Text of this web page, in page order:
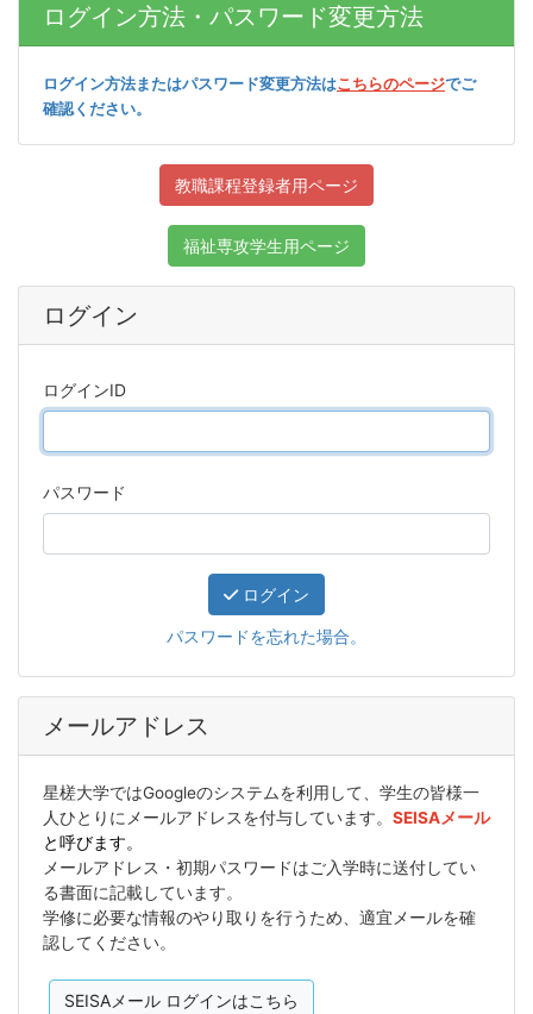
ログイン方法・パスワード変更方法
ログイン方法またはパスワード変更方法はこちらのページでご
確認ください。
教職課程登録者用ページ
福祉専攻学生用ページ
ログイン
ログインID
パスワード
ログイン
パスワードを忘れた場合。
メールアドレス
星槎大学ではGoogleのシステムを利用して、学生の皆様一
人ひとりにメールアドレスを付与しています。 SEISAメール
と呼びます。
メールアドレス・初期パスワードはご入学時に送付してい
る書面に記載しています。
学修に必要な情報のやり取りを行うため、適宜メールを確
認してください。
SEISAメール ログインはこちら